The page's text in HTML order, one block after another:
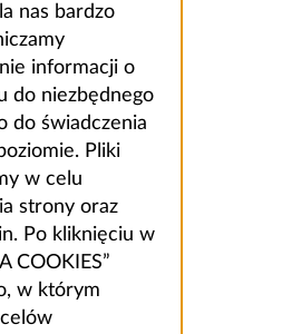
nas bardzo
informacji o
do niezbędnego
do świadczenia
Pliki
w celu
strony oraz
Po kliknięciu w
COOKIES”
w którym